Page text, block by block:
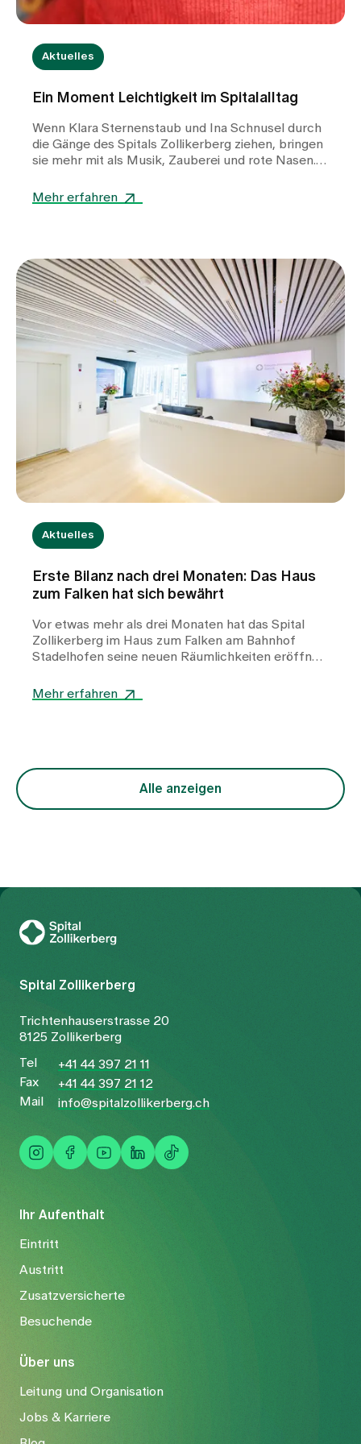
Aktuelles
Ein Moment Leichtigkeit im Spitalalltag
Wenn Klara Sternenstaub und Ina Schnusel durch
die Gänge des Spitals Zollikerberg ziehen, bringen
sie mehr mit als Musik, Zauberei und rote Nasen.
Patienten Momente des Lachens, der Nähe und
Lebenssituationen und erleben dabei berührende,
manchmal auch stille Momente, die lange
nachhallen. Im Gespräch erzählen sie, wie sie zu
dieser besonderen Arbeit gefunden haben, was sie
dabei über Menschen gelernt haben und weshalb
ein kleiner Augenblick der Leichtigkeit manchmal
so viel bewirken kann.
Mehr erfahren
Aktuelles
Erste Bilanz nach drei Monaten: Das Haus
zum Falken hat sich bewährt
Vor etwas mehr als drei Monaten hat das Spital
Zollikerberg im Haus zum Falken am Bahnhof
Stadelhofen seine neuen Räumlichkeiten eröffnet.
die Plastische Chirurgie Zürich sowie das
Angebote räumlich zusammenzuführen, die
interdisziplinäre Zusammenarbeit weiter zu
Mehr erfahren
Alle anzeigen
Ihr Aufenthalt
Eintritt
Austritt
Zusatzversicherte
Besuchende
Über uns
Leitung und Organisation
Jobs & Karriere
Spital Zollikerberg
Trichtenhauserstrasse 20
8125 Zollikerberg
Tel
+41 44 397 21 11
Fax
+41 44 397 21 12
Mail
info@spitalzollikerberg.ch